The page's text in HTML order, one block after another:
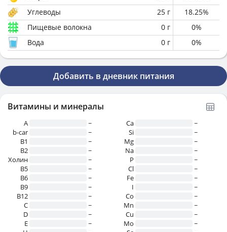
Углеводы
25 г 18.25%
Пищевые волокна
0 г 0%
Вода
0 г 0%
Добавить в дневник питания
Витамины и минералы
A
~
b-car
~
В1
~
B2
~
Холин
~
B5
~
B6
~
B9
~
B12
~
C
~
D
~
E
~
Ca
~
Si
~
Mg
~
Na
~
P
~
Cl
~
Fe
~
I
~
Co
~
Mn
~
Cu
~
Mo
~